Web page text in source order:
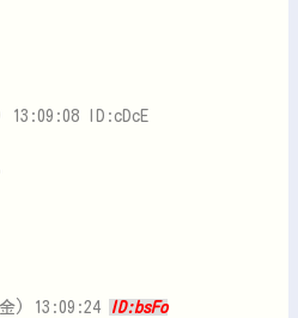
13:09:08 ID:cDcE
) 13:09:24 ID:bsFo